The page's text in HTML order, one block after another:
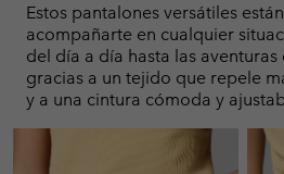
Estos pantalones versátiles
acompañarte en cualquier
del día a día hasta las
gracias a un tejido que repele
y a una cintura cómoda y